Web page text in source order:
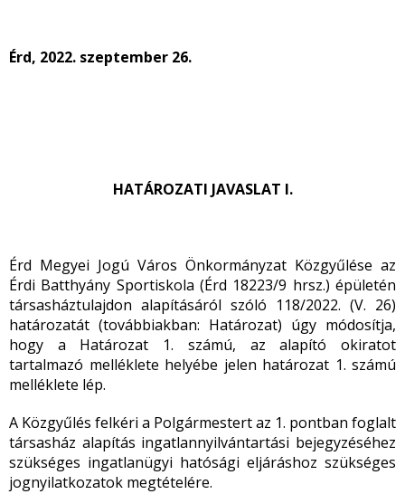
Érd, 2022. szeptember 26.
HATÁROZATI JAVASLAT I.
Érd Megyei Jogú Város Önkormányzat Közgyűlése az
Érdi Batthyány Sportiskola (Érd 18223/9 hrsz.) épületén
társasháztulajdon alapításáról szóló 118/2022. (V. 26)
határozatát (továbbiakban: Határozat) úgy módosítja,
hogy a Határozat 1. számú, az alapító okiratot
tartalmazó melléklete helyébe jelen határozat 1. számú
melléklete lép.
A Közgyűlés felkéri a Polgármestert az 1. pontban foglalt
társasház alapítás ingatlannyilvántartási bejegyzéséhez
szükséges ingatlanügyi hatósági eljáráshoz szükséges
jognyilatkozatok megtételére.